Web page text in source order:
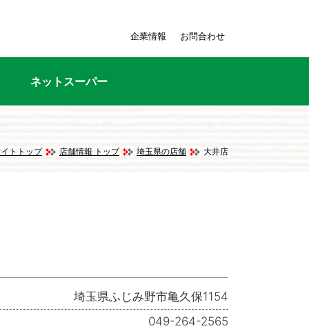
企業情報 お問合わせ
ネットスーパー
トトップ 店舗情報 トップ 埼玉県の店舗 大井店
埼玉県ふじみ野市亀久保1154
049-264-2565